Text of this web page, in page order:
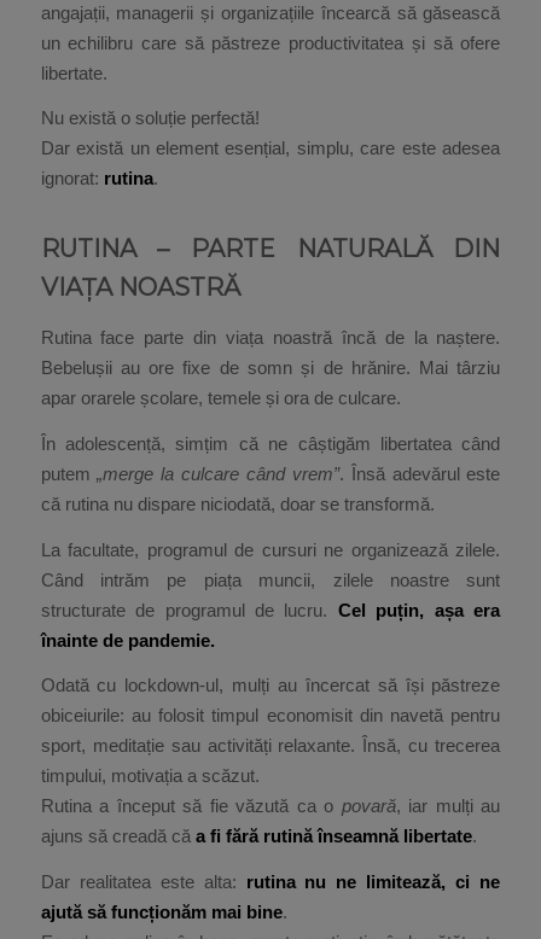
angajații, managerii și organizațiile încearcă să găsească
un echilibru care să păstreze productivitatea și să ofere
libertate.
Nu există o soluție perfectă!
Dar există un element esențial, simplu, care este adesea
ignorat: rutina.
RUTINA – PARTE NATURALĂ DIN
VIAȚA NOASTRĂ
Rutina face parte din viața noastră încă de la naștere.
Bebelușii au ore fixe de somn și de hrănire. Mai târziu
apar orarele școlare, temele și ora de culcare.
În adolescență, simțim că ne câștigăm libertatea când
putem„merge la culcare când vrem”. Însă adevărul este
că rutina nu dispare niciodată, doar se transformă.
La facultate, programul de cursuri ne organizează zilele.
Când intrăm pe piața muncii, zilele noastre sunt
structurate de programul de lucru. Cel puțin, așa era
înainte de pandemie.
Odată cu lockdown-ul, mulți au încercat să își păstreze
obiceiurile: au folosit timpul economisit din navetă pentru
sport, meditație sau activități relaxante. Însă, cu trecerea
timpului, motivația a scăzut.
Rutina a început să fie văzută ca o povară, iar mulți au
ajuns să creadă că a fi fără rutină înseamnă libertate.
Dar realitatea este alta: rutina nu ne limitează, ci ne
ajută să funcționăm mai bine.